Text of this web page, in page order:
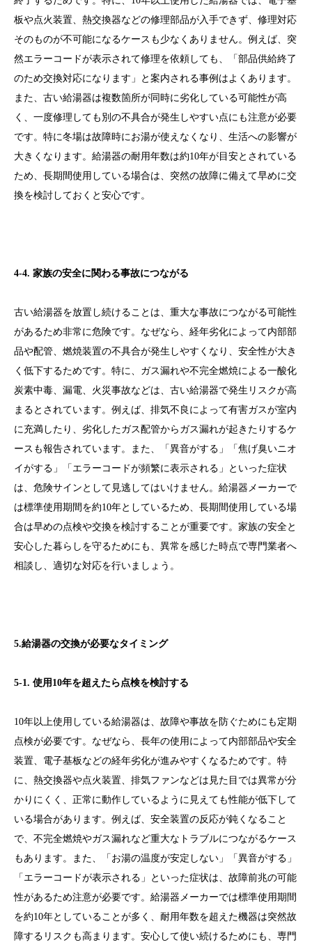
板や点火装置、熱交換器などの修理部品が入手できず、修理対応
そのものが不可能になるケースも少なくありません。例えば、突
然エラーコードが表示されて修理を依頼しても、「部品供給終了
のため交換対応になります」と案内される事例はよくあります。
また、古い給湯器は複数箇所が同時に劣化している可能性が高
く、一度修理しても別の不具合が発生しやすい点にも注意が必要
です。特に冬場は故障時にお湯が使えなくなり、生活への影響が
大きくなります。給湯器の耐用年数は約10年が目安とされている
ため、長期間使用している場合は、突然の故障に備えて早めに交
換を検討しておくと安心です。
4-4. 家族の安全に関わる事故につながる
古い給湯器を放置し続けることは、重大な事故につながる可能性
があるため非常に危険です。なぜなら、経年劣化によって内部部
品や配管、燃焼装置の不具合が発生しやすくなり、安全性が大き
く低下するためです。特に、ガス漏れや不完全燃焼による一酸化
炭素中毒、漏電、火災事故などは、古い給湯器で発生リスクが高
まるとされています。例えば、排気不良によって有害ガスが室内
に充満したり、劣化したガス配管からガス漏れが起きたりするケ
ースも報告されています。また、「異音がする」「焦げ臭いニオ
イがする」「エラーコードが頻繁に表示される」といった症状
は、危険サインとして見逃してはいけません。給湯器メーカーで
は標準使用期間を約10年としているため、長期間使用している場
合は早めの点検や交換を検討することが重要です。家族の安全と
安心した暮らしを守るためにも、異常を感じた時点で専門業者へ
相談し、適切な対応を行いましょう。
5.給湯器の交換が必要なタイミング
5-1. 使用10年を超えたら点検を検討する
10年以上使用している給湯器は、故障や事故を防ぐためにも定期
点検が必要です。なぜなら、長年の使用によって内部部品や安全
装置、電子基板などの経年劣化が進みやすくなるためです。特
に、熱交換器や点火装置、排気ファンなどは見た目では異常が分
かりにくく、正常に動作しているように見えても性能が低下して
いる場合があります。例えば、安全装置の反応が鈍くなること
で、不完全燃焼やガス漏れなど重大なトラブルにつながるケース
もあります。また、「お湯の温度が安定しない」「異音がする」
「エラーコードが表示される」といった症状は、故障前兆の可能
性があるため注意が必要です。給湯器メーカーでは標準使用期間
を約10年としていることが多く、耐用年数を超えた機器は突然故
障するリスクも高まります。安心して使い続けるためにも、専門